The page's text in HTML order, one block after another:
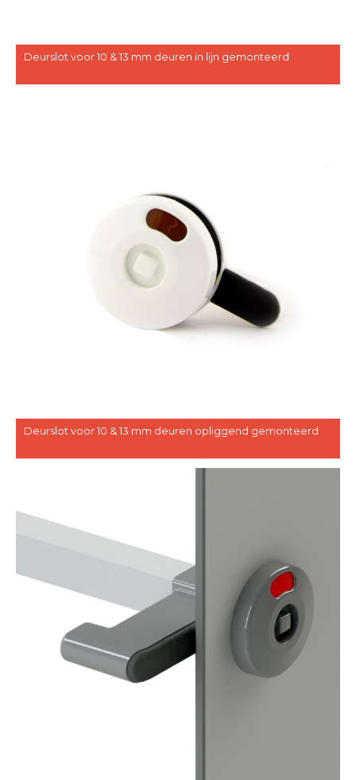
Deurslot voor 10 & 13 mm deuren in lijn gemonteerd
Deurslot voor 10 & 13 mm deuren opliggend gemonteerd